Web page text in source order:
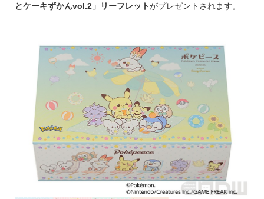
とケーキずかんvol.2」リーフレットがプレゼントされます。